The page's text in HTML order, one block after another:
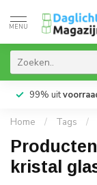
MENU
99% uit
Home / Tags /
kristal